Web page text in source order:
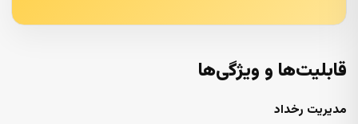
قابلیت‌ها و ویژگی‌ها
مدیریت رخداد